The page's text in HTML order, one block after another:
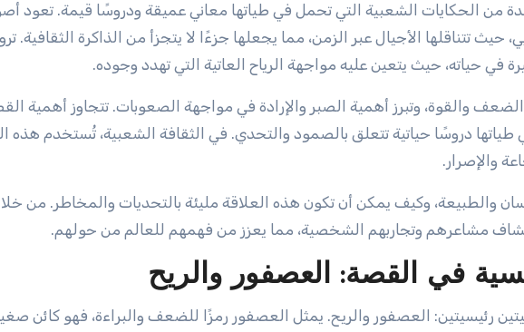
حيث تتناقلها الأجيال عبر الزمن، مما يجعلها جزءًا لا يتجزأ من الذاكرة الثقافية.
في حياته، حيث يتعين عليه مواجهة الرياح العاتية التي تهدد وجوده.
والقوة، وتبرز أهمية الصبر والإرادة في مواجهة الصعوبات. تتجاوز أهمية
طياتها دروسًا حياتية تتعلق بالصمود والتحدي. في الثقافة الشعبية، تُستخدم هذه
والإصرار.
والطبيعة، وكيف يمكن أن تكون هذه العلاقة مليئة بالتحديات والمخاطر. من
مشاعرهم وتجاربهم الشخصية، مما يعزز من فهمهم للعالم من حولهم.
في القصة: العصفور والريح
رئيسيتين: العصفور والريح. يمثل العصفور رمزًا للضعف والبراءة، فهو كائن